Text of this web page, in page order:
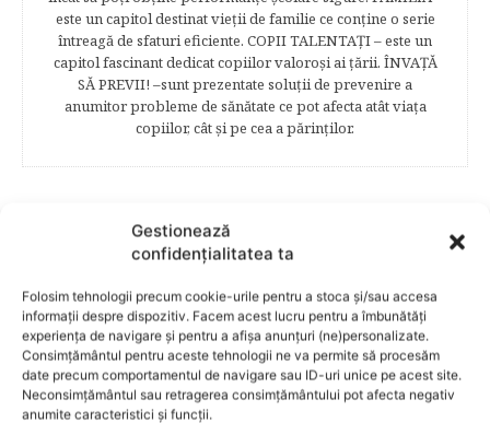
Gestionează
confidențialitatea ta
Folosim tehnologii precum cookie-urile pentru a stoca și/sau accesa
informații despre dispozitiv. Facem acest lucru pentru a îmbunătăți
experiența de navigare și pentru a afișa anunțuri (ne)personalizate.
Consimțământul pentru aceste tehnologii ne va permite să procesăm
date precum comportamentul de navigare sau ID-uri unice pe acest site.
Neconsimțământul sau retragerea consimțământului pot afecta negativ
anumite caracteristici și funcții.
este un capitol destinat vieţii de familie ce conţine o serie
întreagă de sfaturi eficiente. COPII TALENTAŢI – este un
capitol fascinant dedicat copiilor valoroși ai țării. ÎNVAŢĂ
SĂ PREVII! –sunt prezentate soluţii de prevenire a
anumitor probleme de sănătate ce pot afecta atât viaţa
copiilor, cât şi pe cea a părinţilor.
RELATED POSTS